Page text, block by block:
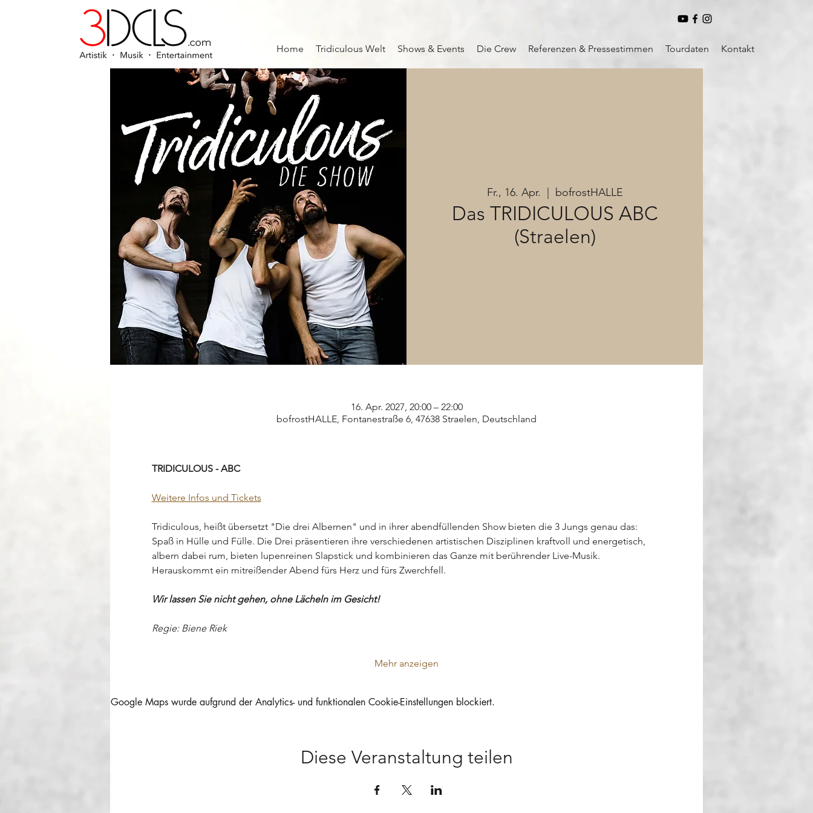
Home Tridiculous Welt Shows & Events Die Crew Referenzen & Pressestimmen Tourdaten Kontakt
Fr., 16. Apr.
  |
bofrostHALLE
Das TRIDICULOUS ABC
(Straelen)
16. Apr. 2027, 20:00 – 22:00
bofrostHALLE, Fontanestraße 6, 47638 Straelen, Deutschland
TRIDICULOUS - ABC
Weitere Infos und Tickets
Tridiculous, heißt übersetzt "Die drei Albernen" und in ihrer abendfüllenden Show bieten die 3 Jungs genau das:
Spaß in Hülle und Fülle. Die Drei präsentieren ihre verschiedenen artistischen Disziplinen kraftvoll und energetisch,
albern dabei rum, bieten lupenreinen Slapstick und kombinieren das Ganze mit berührender Live-Musik.
Herauskommt ein mitreißender Abend fürs Herz und fürs Zwerchfell.
Wir lassen Sie nicht gehen, ohne Lächeln im Gesicht!
Regie: Biene Riek
Mehr anzeigen
Google Maps wurde aufgrund der Analytics- und funktionalen Cookie-Einstellungen blockiert.
Diese Veranstaltung teilen